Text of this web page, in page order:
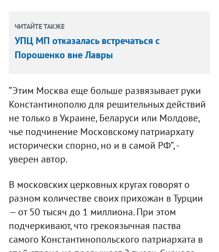
ЧИТАЙТЕ ТАКЖЕ
УПЦ МП отказалась встречаться с
Порошенко вне Лавры
“Этим Москва еще больше развязывает руки
Константинополю для решительных действий
не только в Украине, Беларуси или Молдове,
чье подчинение Московскому патриархату
исторически спорно, но и в самой РФ”, -
уверен автор.
В московских церковных кругах говорят о
разном количестве своих прихожан в Турции
— от 50 тысяч до 1 миллиона. При этом
подчеркивают, что грекоязычная паства
самого Константинопольского патриархата в